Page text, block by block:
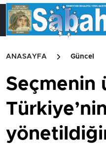
ANASAYFA Güncel
Seçmenin